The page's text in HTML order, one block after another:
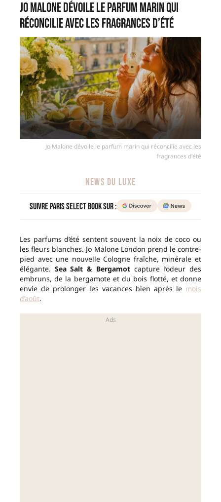
Jo Malone dévoile le parfum marin qui
réconcilie avec les fragrances d’été
Jo Malone dévoile le parfum marin qui réconcilie avec les
fragrances d'été
NEWS DU LUXE
Suivre Paris Select Book sur :
Les parfums d’été sentent souvent la noix de coco ou
les fleurs blanches. Jo Malone London prend le contre-
pied avec une nouvelle Cologne fraîche, minérale et
élégante. Sea Salt & Bergamotcapture l’odeur des
embruns, de la bergamote et du bois flotté, et donne
envie de prolonger les vacances bien après le mois
d’août.